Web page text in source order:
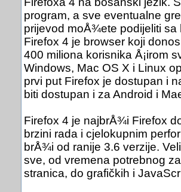
program, a sve eventualne
prijevod moÅ¾ete podijeliti sa
Firefox 4 je browser koji
400 miliona korisnika Å¡irom
Windows, Mac OS X i Linux
prvi put Firefox je dostupan i
biti dostupan i za Android i
Firefox 4 je najbrÅ¾i Firefox
brzini rada i cjelokupnim
brÅ¾i od ranije 3.6 verzije.
sve, od vremena potrebnog
stranica, do grafičkih i